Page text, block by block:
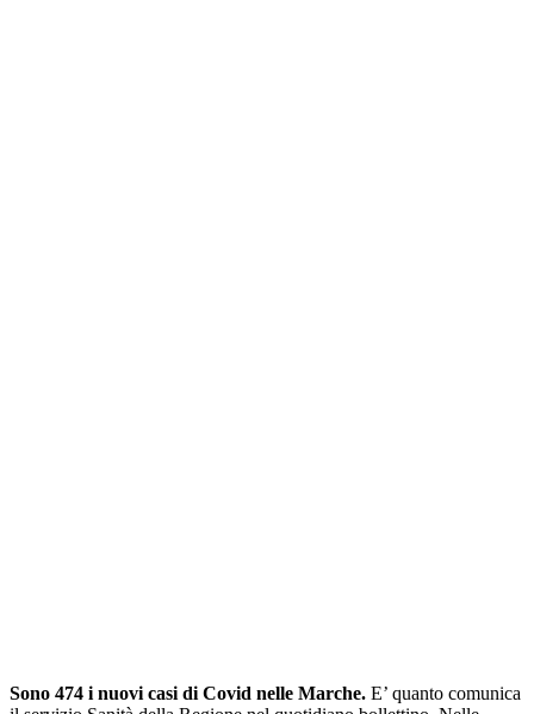
Sono 474 i nuovi casi di Covid nelle Marche. E’ quanto comunica